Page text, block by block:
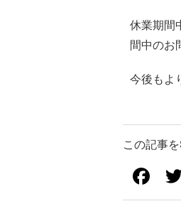
休業期間
間中のお
今後もよ
この記事
F
a